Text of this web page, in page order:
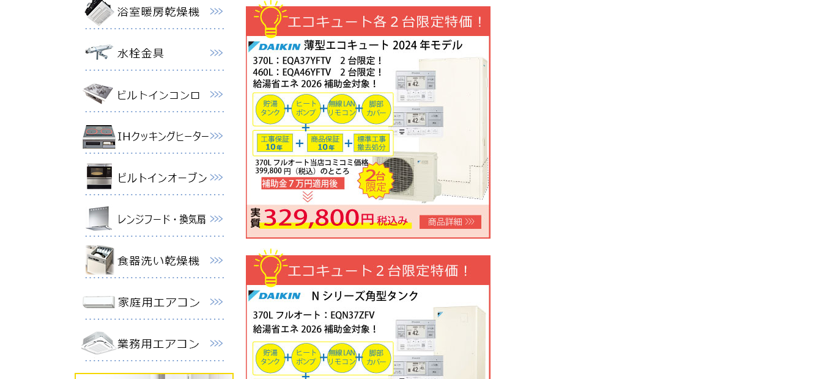
2026年06月02日
目玉商品
【1台限定特価！】三菱ルームエアコン霧ヶ峰GVシリーズ10畳用 MSZ-GV2823-W・標準工事費（冷媒配管4ｍまで込）
格99,800円！完売しました
2026年05月22日
お知らせ
ノーリツ・リンナイ・パロマ製品の値上げに伴う価格改定について
2026年05月18日
目玉商品
ノーリツビルトインコンロ「N3WV6M」工事費コミコミ特価！今なら「ロティプレートS」プレゼント！
79,800円！
数量限定のため、なくなり次第終了となります。
2026年05月15日
目玉商品
パロマ屋外式エコジョーズふろ給湯器台数限定大特価！20号オートFH-E2011SAWL(K)マルチリモコンセットMFC-250V・標準工
事費（処分込）10年商品・工事保証付コミコミ価格136,800円～